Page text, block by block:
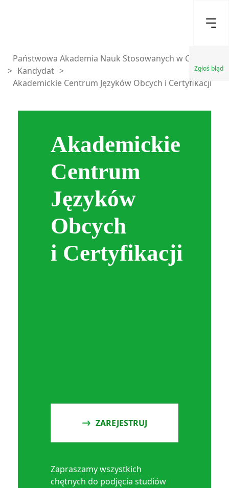
Zgłoś błąd
Państwowa Akademia Nauk Stosowanych w Chełmie
> Kandydat >
Akademickie Centrum Języków Obcych i Certyfikacji
Akademickie
Centrum
Języków
Obcych
i Certyfikacji
ZAREJESTRUJ
Zapraszamy wszystkich
chętnych do podjęcia studiów